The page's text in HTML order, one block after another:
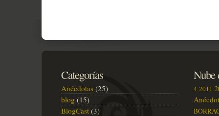
(1)
Categorías
Anécdotas (25)
blog (15)
BlogCast (3)
Nube
4 2011